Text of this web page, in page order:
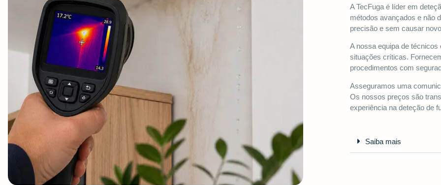
A TecFuga é líder em
métodos avançados e não
precisão e sem causar
A nossa equipa de técnicos
situações críticas.
procedimentos com
Asseguramos uma
Os nossos preços são
experiência na deteção de
Saiba mais